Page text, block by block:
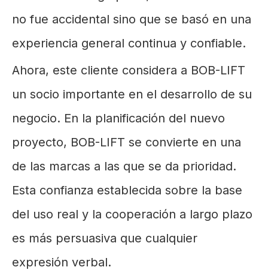
no fue accidental sino que se basó en una
experiencia general continua y confiable.
Ahora, este cliente considera a BOB-LIFT
un socio importante en el desarrollo de su
negocio. En la planificación del nuevo
proyecto, BOB-LIFT se convierte en una
de las marcas a las que se da prioridad.
Esta confianza establecida sobre la base
del uso real y la cooperación a largo plazo
es más persuasiva que cualquier
expresión verbal.